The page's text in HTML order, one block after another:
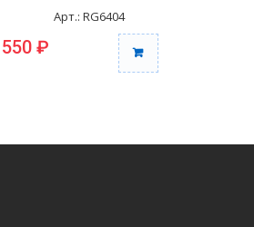
Арт.: RG6404
550 ₽